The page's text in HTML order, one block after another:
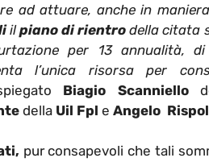
ad attuare, anche in
ilpiano di rientro della citata
per 13 annualità,
l’unica risorsa per
Biagio Scanniello
della Uil Fpl e Angelo
pur consapevoli che tali